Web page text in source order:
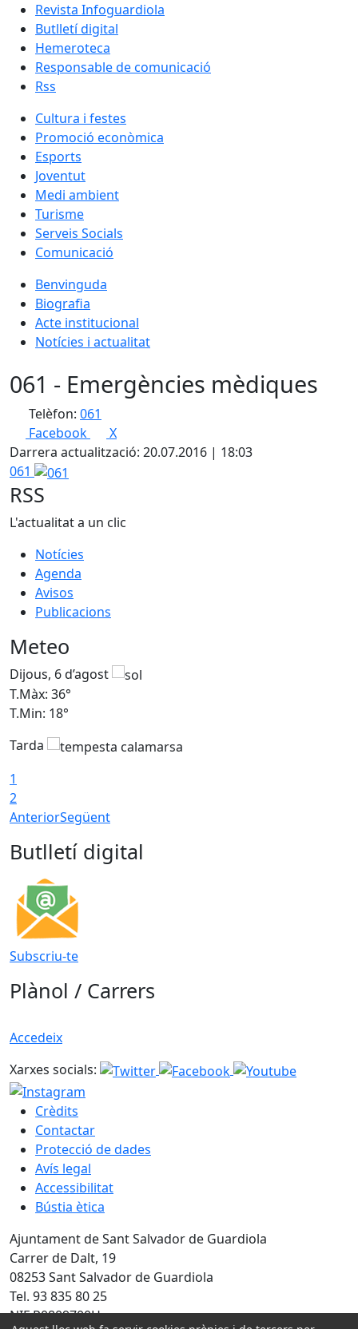
Revista Infoguardiola
Butlletí digital
Hemeroteca
Responsable de comunicació
Rss
Cultura i festes
Promoció econòmica
Esports
Joventut
Medi ambient
Turisme
Serveis Socials
Comunicació
Benvinguda
Biografia
Acte institucional
Notícies i actualitat
061 - Emergències mèdiques
Telèfon: 061
Facebook
X
Darrera actualització: 20.07.2016 | 18:03
061
RSS
L'actualitat a un clic
Notícies
Agenda
Avisos
Publicacions
Meteo
Dijous, 6 d’agost
T.Màx: 36°
T.Min: 18°
Tarda
1
2
AnteriorSegüent
Butlletí digital
Subscriu-te
Plànol / Carrers
Accedeix
Xarxes socials:
Crèdits
Contactar
Protecció de dades
Avís legal
Accessibilitat
Bústia ètica
Ajuntament de Sant Salvador de Guardiola
Carrer de Dalt, 19
08253 Sant Salvador de Guardiola
Tel. 93 835 80 25
NIF P0809700H